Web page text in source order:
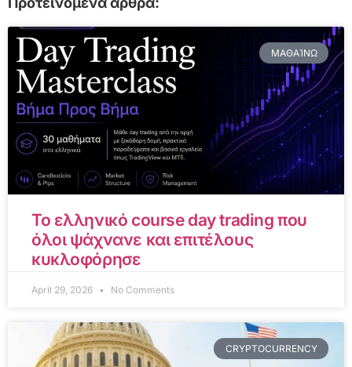
ΜΑΘΑΊΝΩ
Το ελληνικό course day trading που
όλοι ψάχνανε και επιτέλους
κυκλοφόρησε
April 29, 2026 No Comments
CRYPTOCURRENCY